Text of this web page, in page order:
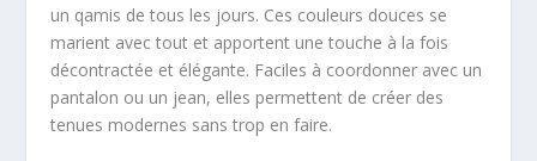
un qamis de tous les jours. Ces couleurs douces se
marient avec tout et apportent une touche à la fois
décontractée et élégante. Faciles à coordonner avec un
pantalon ou un jean, elles permettent de créer des
tenues modernes sans trop en faire.